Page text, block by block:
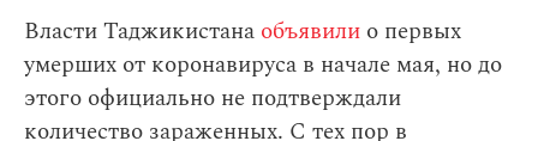
Власти Таджикистана объявили о первых
умерших от коронавируса в начале мая, но до
этого официально не подтверждали
количество зараженных. С тех пор в